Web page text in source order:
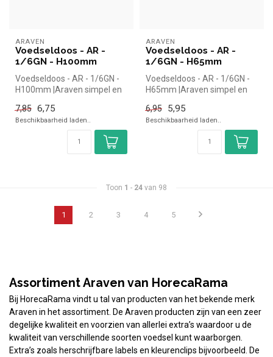
ARAVEN
Voedseldoos - AR -
1/6GN - H100mm
Voedseldoos - AR - 1/6GN -
H100mm |Araven simpel en
horeca...
7,85 6,75
Beschikbaarheid laden..
ARAVEN
Voedseldoos - AR -
1/6GN - H65mm
Voedseldoos - AR - 1/6GN -
H65mm |Araven simpel en
horeca....
6,95 5,95
Beschikbaarheid laden..
Toon 1 - 24 van 98
1 2 3 4 5
Assortiment Araven van HorecaRama
Bij HorecaRama vindt u tal van producten van het bekende merk
Araven in het assortiment. De Araven producten zijn van een zeer
degelijke kwaliteit en voorzien van allerlei extra’s waardoor u de
kwaliteit van verschillende soorten voedsel kunt waarborgen.
Extra’s zoals herschrijfbare labels en kleurenclips bijvoorbeeld. De